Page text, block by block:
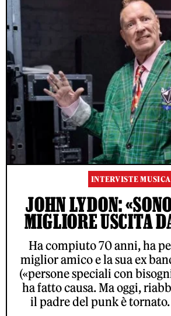
INTERVISTE MUSICA
JOHN LYDON:
MIGLIORE USCITA
Ha compiuto 70 anni, ha
miglior amico e la sua ex
(«persone speciali con
ha fatto causa. Ma oggi,
il padre del punk è